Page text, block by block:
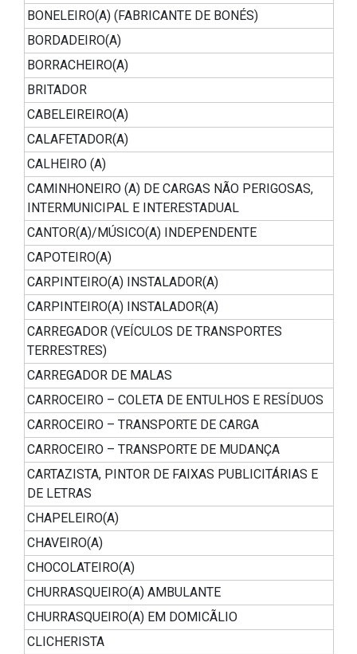
BONELEIRO(A) (FABRICANTE DE BONÉS)
BORDADEIRO(A)
BORRACHEIRO(A)
BRITADOR
CABELEIREIRO(A)
CALAFETADOR(A)
CALHEIRO (A)
CAMINHONEIRO (A) DE CARGAS NÃO PERIGOSAS,
INTERMUNICIPAL E INTERESTADUAL
CANTOR(A)/MÚSICO(A) INDEPENDENTE
CAPOTEIRO(A)
CARPINTEIRO(A) INSTALADOR(A)
CARPINTEIRO(A) INSTALADOR(A)
CARREGADOR (VEÍCULOS DE TRANSPORTES
TERRESTRES)
CARREGADOR DE MALAS
CARROCEIRO – COLETA DE ENTULHOS E RESÍDUOS
CARROCEIRO – TRANSPORTE DE CARGA
CARROCEIRO – TRANSPORTE DE MUDANÇA
CARTAZISTA, PINTOR DE FAIXAS PUBLICITÁRIAS E
DE LETRAS
CHAPELEIRO(A)
CHAVEIRO(A)
CHOCOLATEIRO(A)
CHURRASQUEIRO(A) AMBULANTE
CHURRASQUEIRO(A) EM DOMICÃLIO
CLICHERISTA